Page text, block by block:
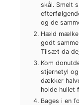
skål. Smelt
og de
Hæld
godt
Tilsæt da
Kom
stjernetyl
dækker
holde hullet
Bages i en